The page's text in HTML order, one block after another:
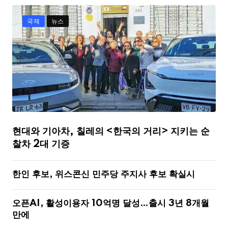
국제 뉴스
현대와 기아차, 칠레의 <한국의 거리> 지키는 순
찰차 2대 기증
한인 후보, 위스콘신 민주당 주지사 후보 확실시
오픈AI, 활성이용자 10억명 달성…출시 3년 8개월
만에